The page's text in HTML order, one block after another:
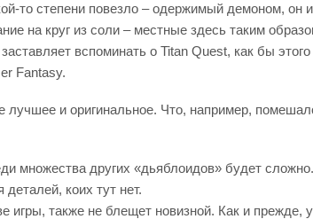
то степени повезло – одержимый демоном,
на круг из соли – местные здесь таким
вспоминать о Titan Quest, как бы
Fantasy.
и оригинальное. Что, например,
множества других «дьяблоидов» будет
коих тут нет.
игры, также не блещет новизной. Как и